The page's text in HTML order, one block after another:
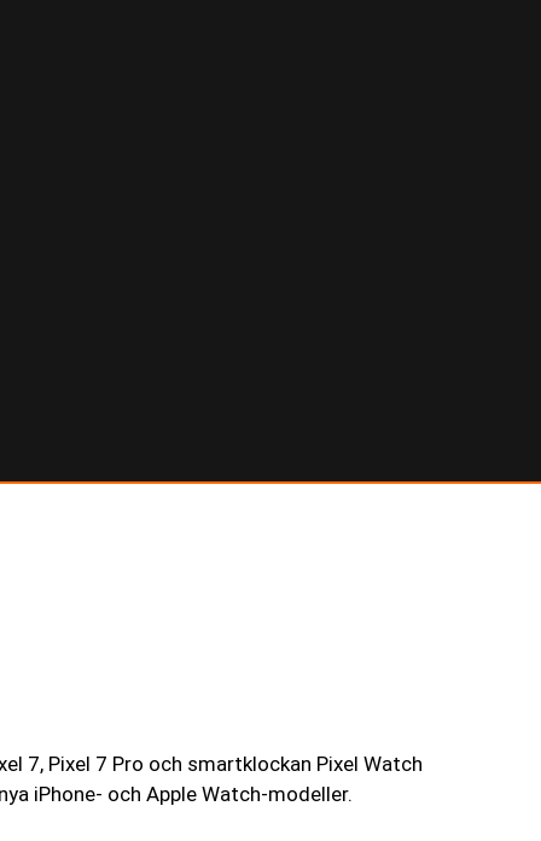
7, Pixel 7 Pro och smartklockan Pixel Watch
iPhone- och Apple Watch-modeller.